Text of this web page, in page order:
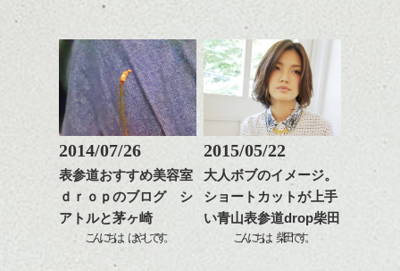
シバタ
ワックスとオイル、バー
ム等の質感を調整しやす
いものを全体になじませ
ながら
整えるだけですよ。
ンジの事等
是非なんでもご相談して
下さい。
お待ちしております
シバタ
こんなスタイルいかがでしょうか？
骨董品と花や料理。
時代を変わらず見てきた骨董と、この一瞬
生きている花や料理の時間の対比を映し出
した作品たち。
2014/07/26
表参道おすすめ美容室
ｄｒｏｐのブログ シ
アトルと茅ヶ崎
こんにちは、はやしです。
2015/05/22
大人ボブのイメージ。
ショートカットが上手
い青山表参道drop柴田
こんにちは、柴田です。